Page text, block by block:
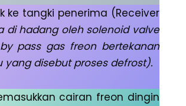
tangki penerima (Receiver
di hadang oleh solenoid valve
pass gas freon bertekanan
disebut proses defrost).
cairan freon dingin